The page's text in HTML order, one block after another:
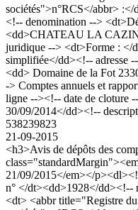
sociétés">n°RCS</abbr>
<!-- denomination -->
<dd>CHATEAU LA
juridique --> <dt>Forme : </
simplifiée</dd><!-- adresse
<dd> Domaine de la Fot
-> Comptes annuels et
ligne --><!-- date de cloture
30/09/2014</dd><!--
538239823
21-09-2015
<h3>Avis de dépôts des
21/09/2015</em></
n° </dt><dd>1928</
<dt> <abbr title="Registre du